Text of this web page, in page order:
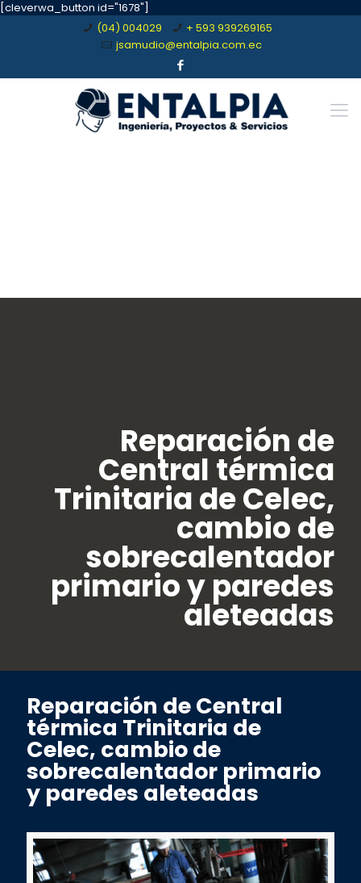
[cleverwa_button id="1678"]
(04) 004029
+ 593 939269165
jsamudio@entalpia.com.ec
Reparación de
Central térmica
Trinitaria de Celec,
cambio de
sobrecalentador
primario y paredes
aleteadas
Reparación de Central
térmica Trinitaria de
Celec, cambio de
sobrecalentador primario
y paredes aleteadas